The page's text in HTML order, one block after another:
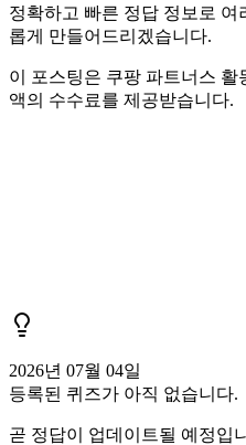
정확하고 빠른 정답 정보로
롭게 만들어드리겠습니다.
이 포스팅은 쿠팡 파트너스 활
액의 수수료를 제공받습니다.
2026년 07월 04일
등록된 퀴즈가 아직 없습니다.
곧 정답이 업데이트될 예정입